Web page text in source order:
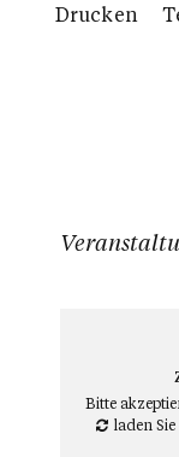
Drucken
Bitte
laden Sie